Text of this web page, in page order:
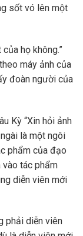
sốt vó lên một
họ không.”
máy ảnh của
đoàn người của
Kỳ “Xin hỏi ảnh
là một ngôi
phẩm của đạo
tác phẩm
diễn viên mới
phải diễn viên